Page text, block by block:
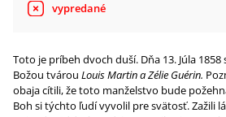
vypredané
Toto je príbeh dvoch duší. Dňa 13. Júla
Božou tvárou Louis Martin a Zélie Guérin.
obaja cítili, že toto manželstvo bude
Boh si týchto ľudí vyvolil pre svätosť. Zažili